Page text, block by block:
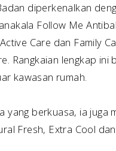
diperkenalkan
Follow Me
Care dan Family
Rangkaian lengkap
kawasan rumah.
berkuasa, ia juga
Fresh, Extra Cool